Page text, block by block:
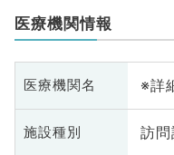
医療機関情報
医療機関名 ※詳
施設種別 訪問